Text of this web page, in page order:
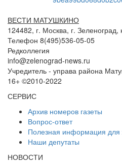
ВЕСТИ МАТУШКИНО
124482, г. Москва, г. Зеленоград,
Телефон 8(495)536-05-05
Редколлегия
info@zelenograd-news.ru
Учредитель - управа района
16+ ©2010-2022
СЕРВИС
Архив номеров газеты
Вопрос-ответ
Полезная информация для
Наши депутаты
НОВОСТИ